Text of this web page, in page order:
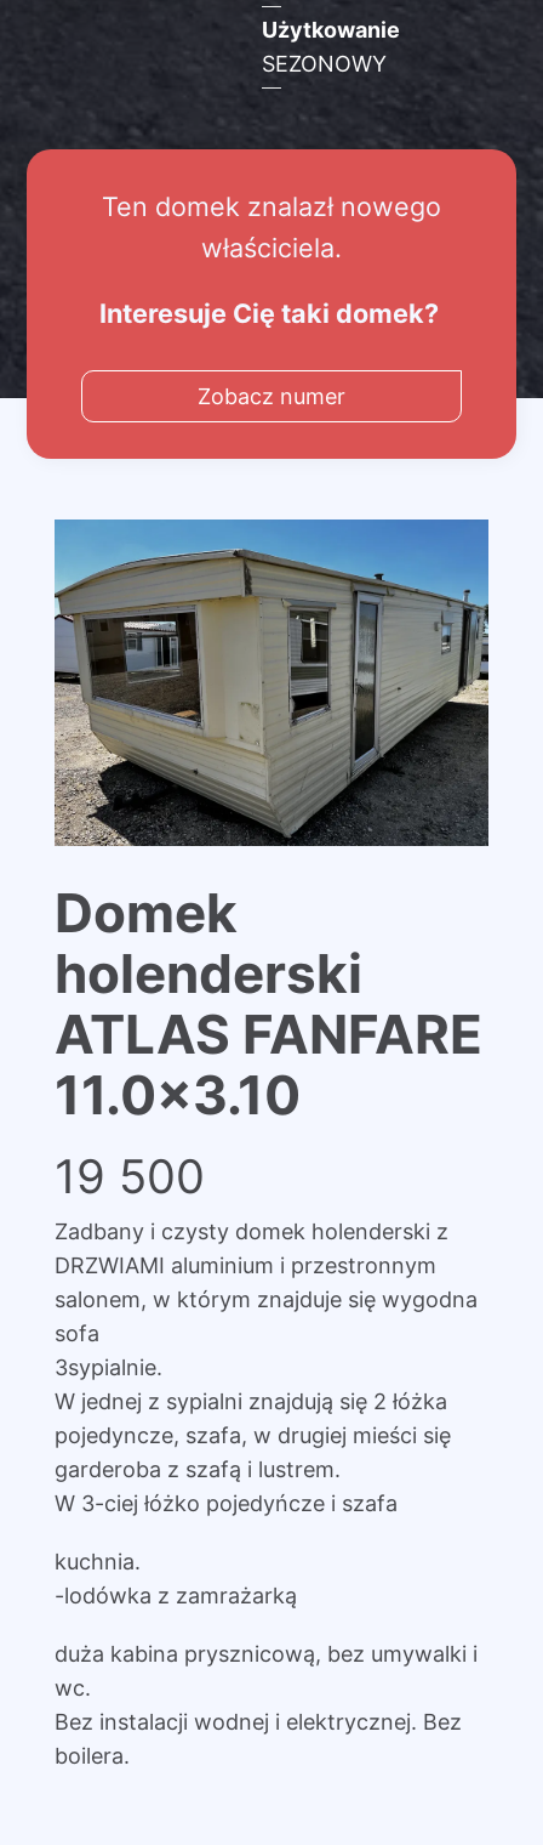
Ten domek znalazł nowego
właściciela.
Interesuje Cię taki domek?
Zobacz numer
Użytkowanie
SEZONOWY
Domek
holenderski
ATLAS FANFARE
11.0×3.10
19 500
Zadbany i czysty domek holenderski z
DRZWIAMI aluminium i przestronnym
salonem, w którym znajduje się wygodna
sofa
3sypialnie.
W jednej z sypialni znajdują się 2 łóżka
pojedyncze, szafa, w drugiej mieści się
garderoba z szafą i lustrem.
W 3-ciej łóżko pojedyńcze i szafa
kuchnia.
-lodówka z zamrażarką
duża kabina prysznicową, bez umywalki i
wc.
Bez instalacji wodnej i elektrycznej. Bez
boilera.